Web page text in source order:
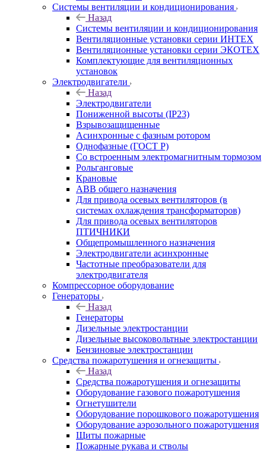
Системы вентиляции и кондиционирования
Назад
Системы вентиляции и кондиционирования
Вентиляционные установки серии ИНТЕХ
Вентиляционные установки серии ЭКОТЕХ
Комплектующие для вентиляционных
установок
Электродвигатели
Назад
Электродвигатели
Пониженной высоты (IP23)
Взрывозащищенные
Асинхронные с фазным ротором
Однофазные (ГОСТ Р)
Со встроенным электромагнитным тормозом
Рольганговые
Крановые
АВВ общего назначения
Для привода осевых вентиляторов (в
системах охлаждения трансформаторов)
Для привода осевых вентиляторов
ПТИЧНИКИ
Общепромышленного назначения
Электродвигатели асинхронные
Частотные преобразователи для
электродвигателя
Компрессорное оборудование
Генераторы
Назад
Генераторы
Дизельные электростанции
Дизельные высоковольтные электростанции
Бензиновые электростанции
Средства пожаротушения и огнезащиты
Назад
Средства пожаротушения и огнезащиты
Оборудование газового пожаротушения
Огнетушители
Оборудование порошкового пожаротушения
Оборудование аэрозольного пожаротушения
Щиты пожарные
Пожарные рукава и стволы